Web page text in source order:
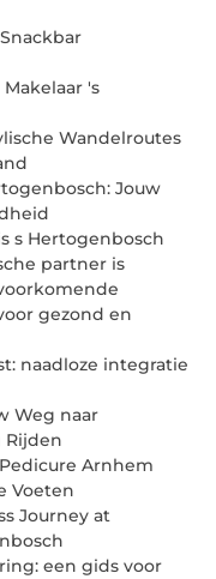
's
Wandelroutes
Jouw
s Hertogenbosch
partner is
gezond en
naadloze integratie
Weg naar
Rijden
Arnhem
Voeten
Journey at
een gids voor